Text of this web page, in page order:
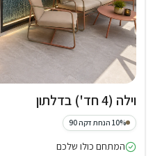
וילה (4 חד') בדלתון
10% הנחת דקה 90
המתחם כולו שלכם